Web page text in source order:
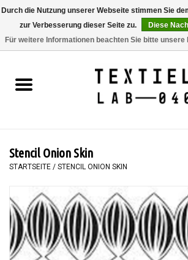
BÜCHER
MALEN
TEXTIL
WORKSHOPS
Stencil Onion Skin
STARTSEITE / STENCIL ONION SKIN
Durch die Nutzung unserer Webseite stimmen Sie
zur Verbesserung dieser Seite zu.
Diese
Für weitere Informationen beachten Sie bitte